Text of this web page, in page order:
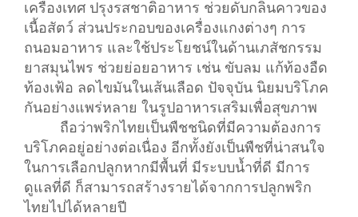
เครื่องเทศ ปรุงรสชาติอาหาร ช่วยดับกลิ่นคาวของ
เนื้อสัตว์ ส่วนประกอบของเครื่องแกงต่างๆ การ
ถนอมอาหาร และใช้ประโยชน์ในด้านเภสัชกรรม
ยาสมุนไพร ช่วยย่อยอาหาร เช่น ขับลม แก้ท้องอืด
ท้องเฟ้อ ลดไขมันในเส้นเลือด ปัจจุบัน นิยมบริโภค
กันอย่างแพร่หลาย ในรูปอาหารเสริมเพื่อสุขภาพ
ถือว่าพริกไทยเป็นพืชชนิดที่มีความต้องการ
บริโภคอยู่อย่างต่อเนื่อง อีกทั้งยังเป็นพืชที่น่าสนใจ
ในการเลือกปลูกหากมีพื้นที่ มีระบบน้ำที่ดี มีการ
ดูแลที่ดี ก็สามารถสร้างรายได้จากการปลูกพริก
ไทยไปได้หลายปี